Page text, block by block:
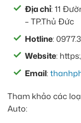
Địa chỉ: 11
– TP.Thủ Đức
Hotline:
Website:
Email:
Tham khảo các
Auto: